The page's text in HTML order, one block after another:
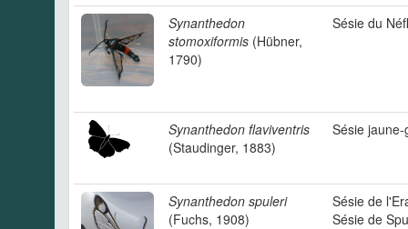
Synanthedon
stomoxiformis (Hübner,
1790)
Sésie du
Synanthedon flaviventris
(Staudinger, 1883)
Sésie
Synanthedon spuleri
(Fuchs, 1908)
Sésie de
Sésie de